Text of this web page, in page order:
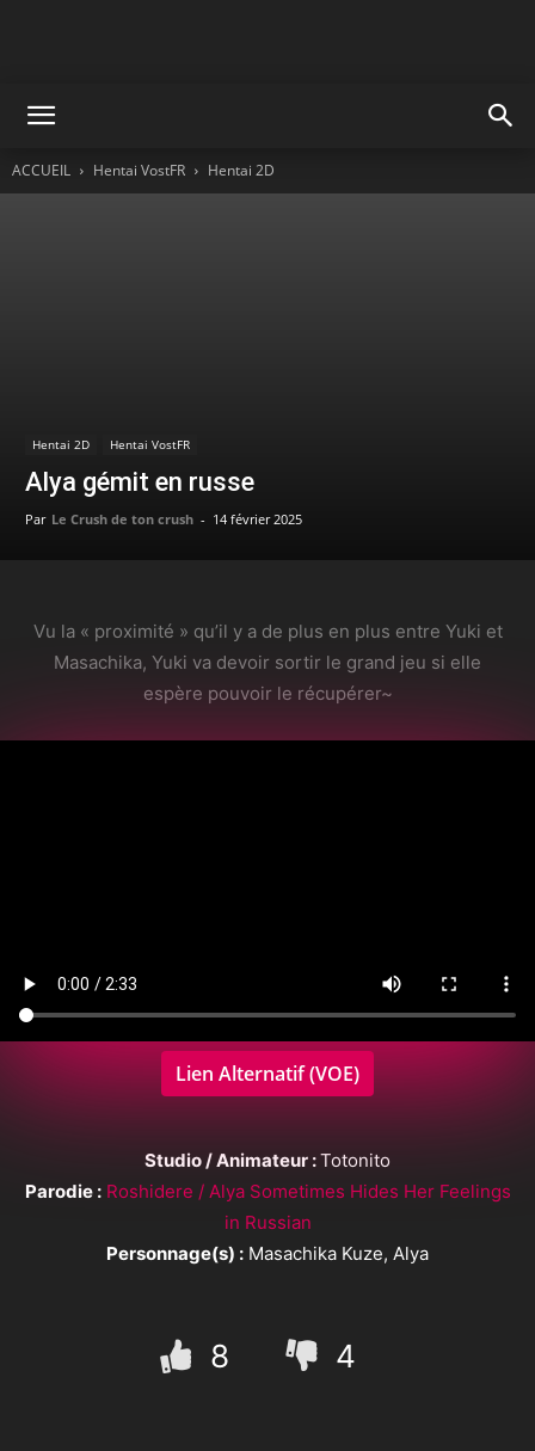
ACCUEIL Hentai VostFR Hentai 2D
Hentai 2D Hentai VostFR
Alya gémit en russe
Par Le Crush de ton crush - 14 février 2025
Vu la « proximité » qu’il y a de plus en plus entre Yuki et
Masachika, Yuki va devoir sortir le grand jeu si elle
espère pouvoir le récupérer~
Lien Alternatif (VOE)
Studio / Animateur :Totonito
Parodie : Roshidere / Alya Sometimes Hides Her Feelings
in Russian
Personnage(s) : Masachika Kuze, Alya
8 4